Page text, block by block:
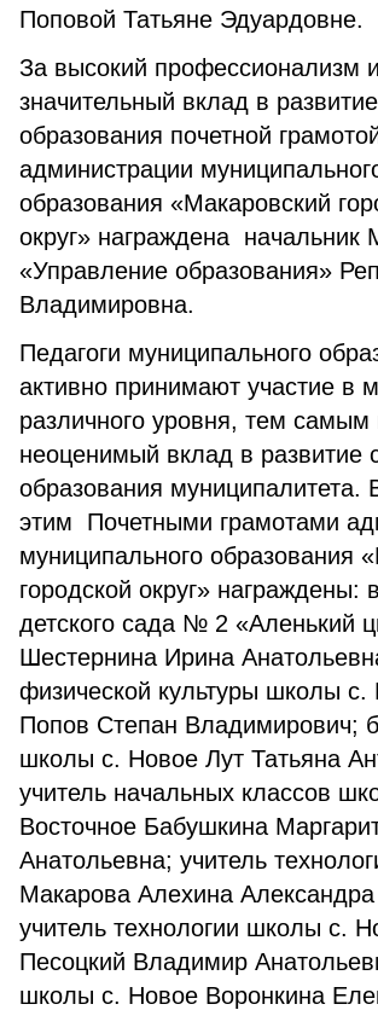
Поповой Татьяне Эдуардовне.
За высокий профессионализм и
значительный вклад в
образования почетной
администрации
образования «Макаровский
округ» награждена начальник
«Управление образования»
Владимировна.
Педагоги муниципального
активно принимают участие в
различного уровня, тем самым
неоценимый вклад в развитие
образования муниципалитета.
этим Почетными грамотами
муниципального образования
городской округ» награждены:
детского сада № 2 «Аленький
Шестернина Ирина
физической культуры школы с.
Попов Степан Владимирович;
школы с. Новое Лут Татьяна
учитель начальных классов
Восточное Бабушкина
Анатольевна; учитель
Макарова Алехина Александра
учитель технологии школы с.
Песоцкий Владимир
школы с. Новое Воронкина